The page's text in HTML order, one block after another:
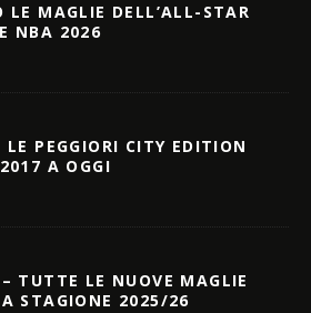
LE MAGLIE DELL’ALL-STAR
NBA 2026
LE PEGGIORI CITY EDITION
A OGGI
TUTTE LE NUOVE MAGLIE
STAGIONE 2025/26